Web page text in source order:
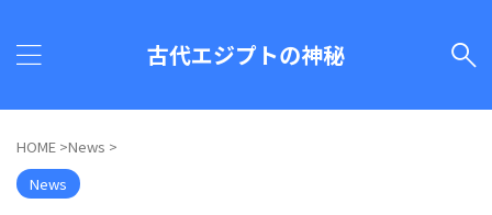
古代エジプトの神秘
HOME >News >
News